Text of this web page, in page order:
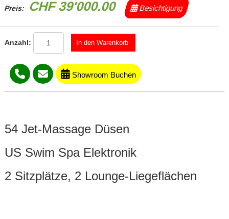
Preis: CHF 39'000.00 Besichtigung
Anzahl:
Showroom Buchen
54 Jet-Massage Düsen
US Swim Spa Elektronik
2 Sitzplätze, 2 Lounge-Liegeflächen